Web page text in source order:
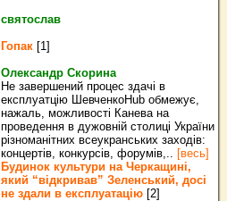
святослав
Гопак [1]
Олександр Скорина
Не завершений процес здачі в
експлуатцію ШевченкоHub обмежує,
нажаль, можливості Канева на
проведення в дужовній столиці України
різноманітних всеукранських заходів:
концертів, конкурсів, форумів,.. [весь]
Будинок культури на Черкащині,
який “відкривав” Зеленський, досі
не здали в експлуатацію [2]